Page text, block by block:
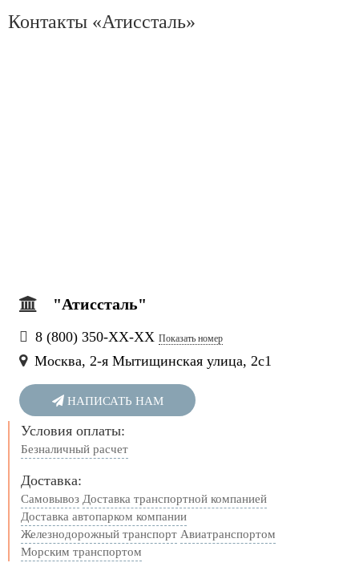
Контакты «Атиссталь»
"Атиссталь"
8 (800) 350-ХХ-ХХ Показать номер
Москва, 2-я Мытищинская улица, 2с1
НАПИСАТЬ НАМ
Условия оплаты:
Безналичный расчет
Доставка:
Самовывоз Доставка транспортной компанией
Доставка автопарком компании
Железнодорожный транспорт Авиатранспортом
Морским транспортом